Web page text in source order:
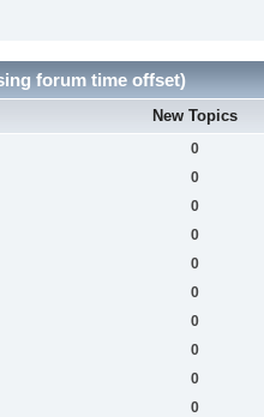
forum time offset)
New Topics
0
0
0
0
0
0
0
0
0
0